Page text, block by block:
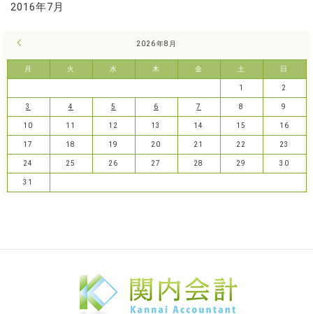
2016年7月
2026年8月
月 火 水 木 金 土 日
1 2
3 4 5 6 7 8 9
10 11 12 13 14 15 16
17 18 19 20 21 22 23
24 25 26 27 28 29 30
31